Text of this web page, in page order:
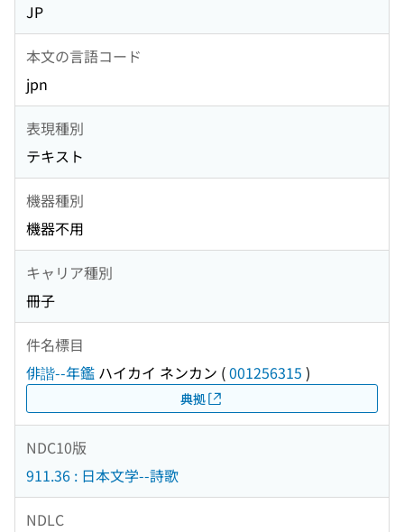
JP
本文の言語コード
jpn
表現種別
テキスト
機器種別
機器不用
キャリア種別
冊子
件名標目
俳諧--年鑑 ハイカイ ネンカン (001256315 )
典拠
NDC10版
911.36 : 日本文学--詩歌
NDLC